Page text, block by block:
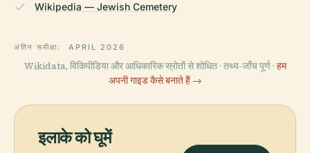
Wikipedia — Jewish Cemetery
अंतिम समीक्षा: APRIL 2026
Wikidata, विकिपीडिया और आधिकारिक स्रोतों से शोधित · तथ्य-जाँच पूर्ण · हम
अपनी गाइड कैसे बनाते हैं →
इलाके को घूमें